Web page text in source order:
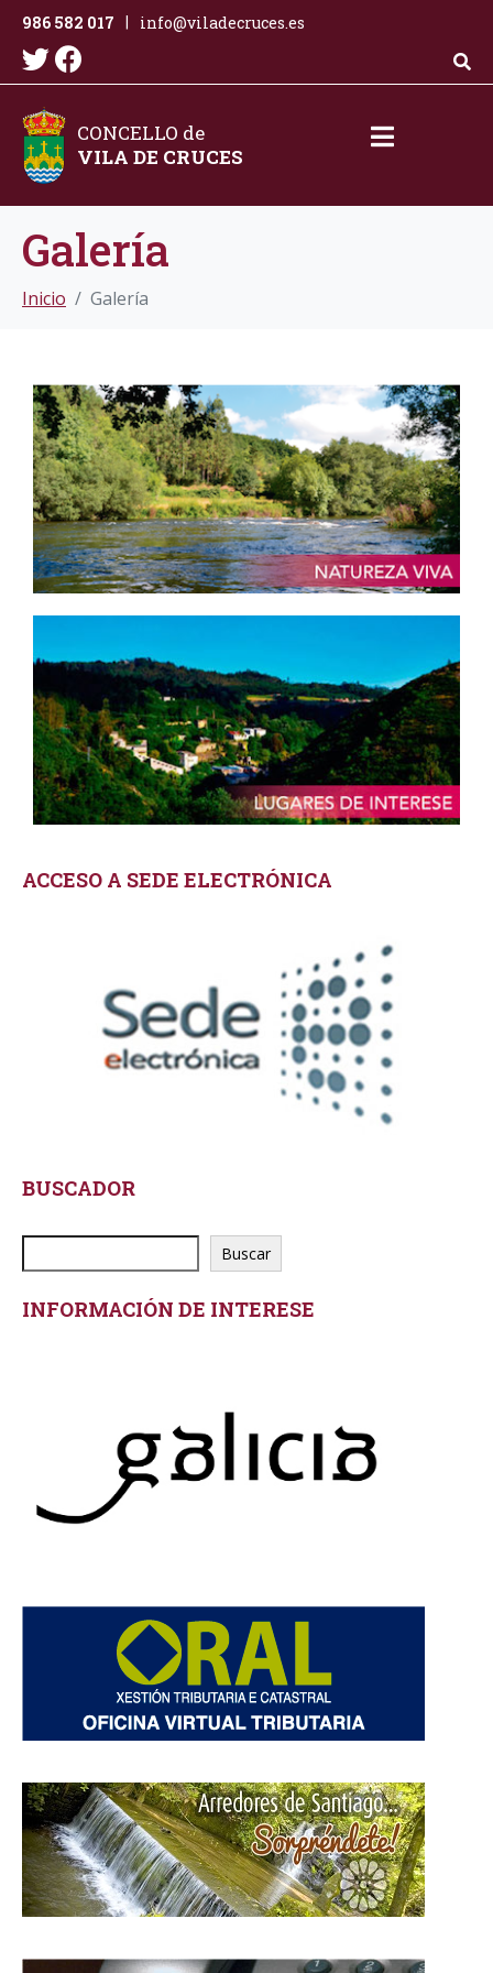
986 582 017 info@viladecruces.es
CONCELLO de
VILA DE CRUCES
Galería
Inicio Galería
ACCESO A SEDE ELECTRÓNICA
BUSCADOR
Buscar
INFORMACIÓN DE INTERESE